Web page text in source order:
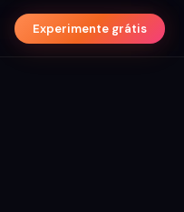
Experimente grátis